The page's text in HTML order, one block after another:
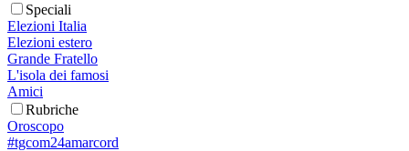
Speciali
Elezioni Italia
Elezioni estero
Grande Fratello
L'isola dei famosi
Amici
Rubriche
Oroscopo
#tgcom24amarcord